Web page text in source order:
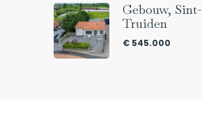
Gebouw, Sint-
Truiden
€ 545.000